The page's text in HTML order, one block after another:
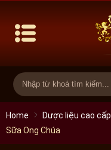
Home Dược liệu cao cấp
Sữa Ong Chúa